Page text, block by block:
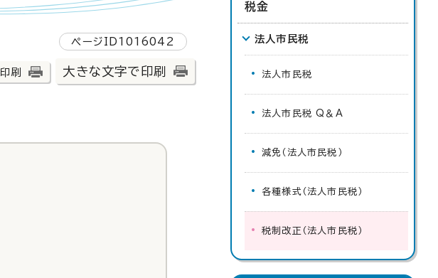
ページID1016042
印刷 大きな文字で印刷
税金
法人市民税
法人市民税
法人市民税 Q＆A
減免（法人市民税）
各種様式（法人市民税）
税制改正（法人市民税）